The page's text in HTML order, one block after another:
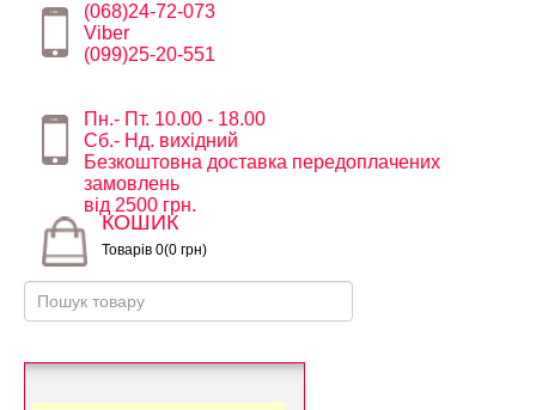
(068)24-72-073
Viber
(099)25-20-551
Пн.- Пт. 10.00 - 18.00
Сб.- Нд. вихідний
Безкоштовна доставка передоплачених
замовлень
від 2500 грн.
КОШИК
Товарів 0(0 грн)